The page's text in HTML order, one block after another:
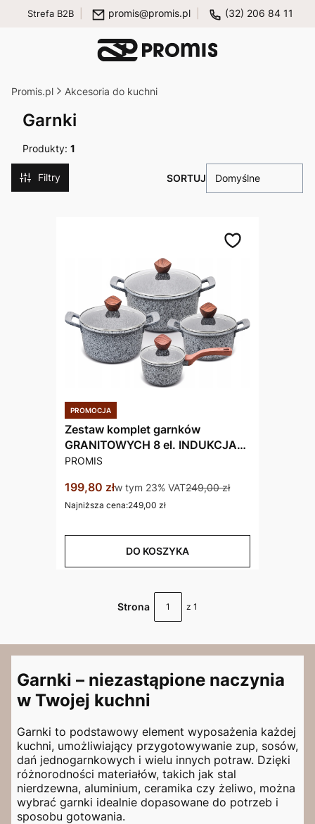
Strefa B2B promis@promis.pl (32) 206 84 11
Promis.pl Akcesoria do kuchni
Garnki
Produkty: 1
Filtry Domyślne
Zestaw komplet garnków
GRANITOWYCH 8 el. INDUKCJA
/GAZ KAMIEŃ do PIEKARNIKA
PRODUCENT
PROMIS
Cena promocyjna brutto
199,80 złw tym %s VAT
w tym 23% VAT249,00 zł
Najniższa cena:249,00 zł
DO KOSZYKA
Strona z 1
Garnki – niezastąpione naczynia
w Twojej kuchni
Garnki to podstawowy element wyposażenia każdej
kuchni, umożliwiający przygotowywanie zup, sosów,
dań jednogarnkowych i wielu innych potraw. Dzięki
różnorodności materiałów, takich jak stal
nierdzewna, aluminium, ceramika czy żeliwo, można
wybrać garnki idealnie dopasowane do potrzeb i
sposobu gotowania.